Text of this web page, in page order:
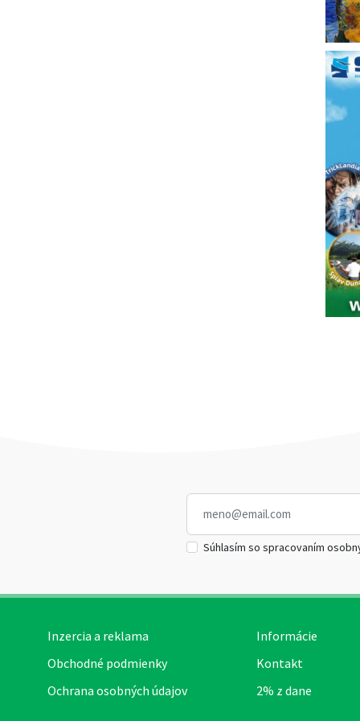
Súhlasím so spracovaním
Inzercia a reklama
Obchodné podmienky
Ochrana osobných údajov
Informácie
Kontakt
2% z dane